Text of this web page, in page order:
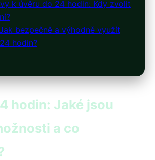
k úvěru do 24 hodin: Kdy zvolit
bezpečně a výhodně využít
hodin?
hodin: Jaké jsou
a co